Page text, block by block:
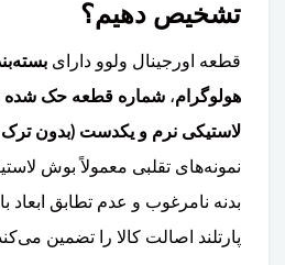
تشخیص دهیم؟
قطعه اورجینال ولوو دارای
هولوگرام، شماره قطعه حک شده
لاستیکی نرم و یکدست (بدون ترک
نمونه‌های تقلبی معمولاً بوش
بدنه نامرغوب و عدم تطابق ابعاد
پارتلند اصالت کالا را تضمین